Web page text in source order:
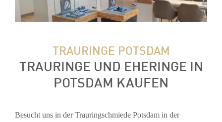
TRAURINGE POTSDAM
TRAURINGE UND EHERINGE IN
POTSDAM KAUFEN
Besucht uns in der Trauringschmiede Potsdam in der